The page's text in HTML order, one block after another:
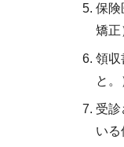
保険
矯正
領収
と。
受
いる